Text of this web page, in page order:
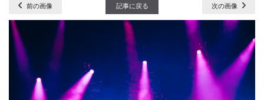
前の画像 記事に戻る 次の画像